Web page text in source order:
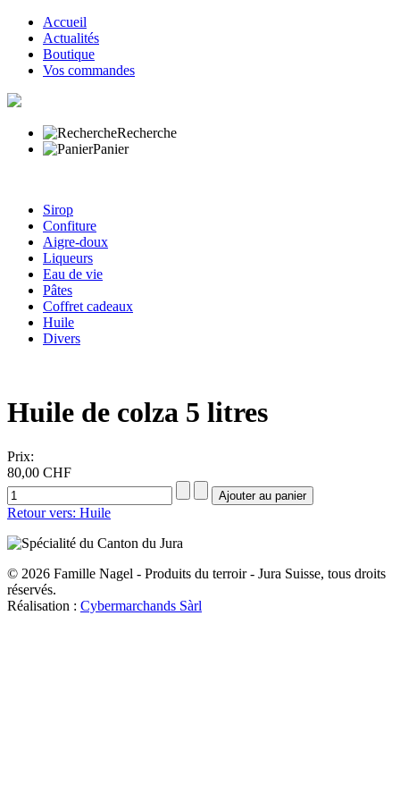
Accueil
Actualités
Boutique
Vos commandes
Recherche
Panier
Sirop
Confiture
Aigre-doux
Liqueurs
Eau de vie
Pâtes
Coffret cadeaux
Huile
Divers
Huile de colza 5 litres
Prix:
80,00 CHF
Retour vers: Huile
© 2026 Famille Nagel - Produits du terroir - Jura Suisse, tous droits
réservés.
Réalisation : Cybermarchands Sàrl